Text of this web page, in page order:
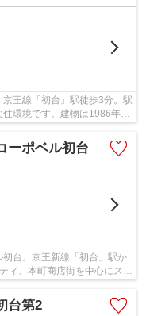
王線「初台」駅徒歩3分。駅
環境です。建物は1986年に
ーポベル初台
台。京王新線「初台」駅か
ィ、本町商店街を中心にスー
台第2